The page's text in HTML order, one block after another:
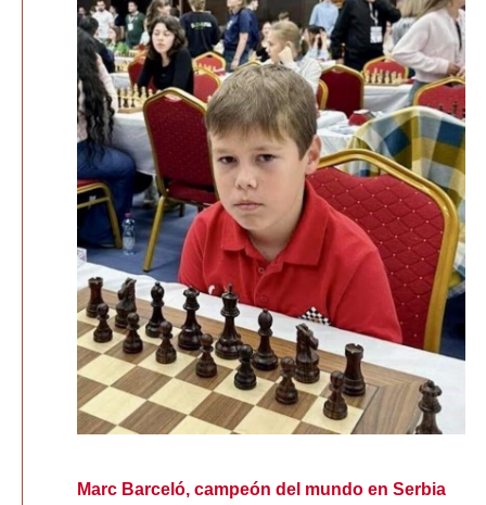
Marc Barceló, campeón del mundo en Serbia